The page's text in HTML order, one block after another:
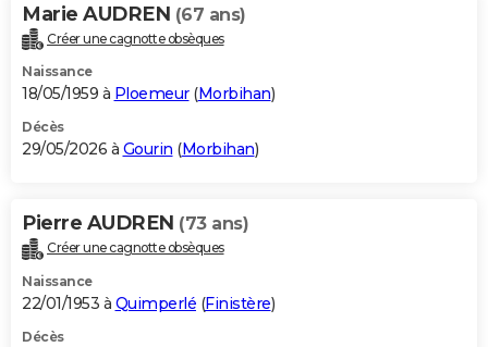
Marie AUDREN (67 ans)
Créer une cagnotte obsèques
Naissance
18/05/1959 à Ploemeur(Morbihan)
Décès
29/05/2026 à Gourin (Morbihan)
Pierre AUDREN (73 ans)
Créer une cagnotte obsèques
Naissance
22/01/1953 à Quimperlé (Finistère)
Décès